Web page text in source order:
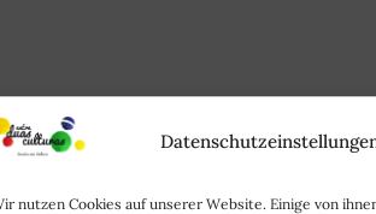
nutzen Cookies auf unserer Website. Einige von